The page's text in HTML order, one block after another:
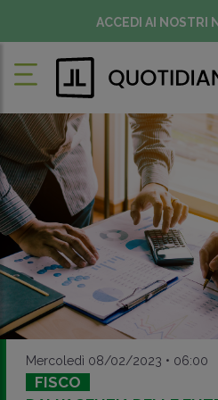
ACCEDI AI NOSTRI
Mercoledì 08/02/2023 • 06:00
FISCO